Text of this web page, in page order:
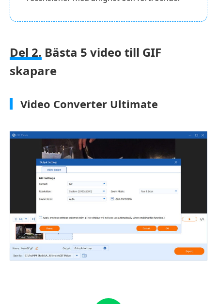
Del 2. Bästa 5 video till GIF
skapare
Video Converter Ultimate